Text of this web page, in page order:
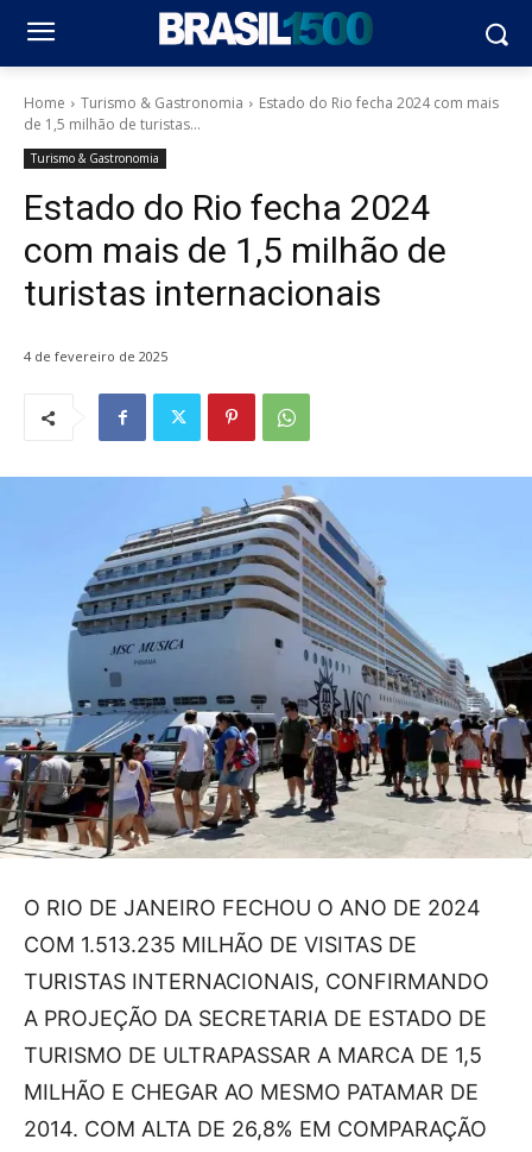
Home Turismo & Gastronomia
Estado do Rio fecha 2024 com mais
de 1,5 milhão de turistas...
Turismo & Gastronomia
Estado do Rio fecha 2024
com mais de 1,5 milhão de
turistas internacionais
4 de fevereiro de 2025
O RIO DE JANEIRO FECHOU O ANO DE 2024
COM 1.513.235 MILHÃO DE VISITAS DE
TURISTAS INTERNACIONAIS, CONFIRMANDO
A PROJEÇÃO DA SECRETARIA DE ESTADO DE
TURISMO DE ULTRAPASSAR A MARCA DE 1,5
MILHÃO E CHEGAR AO MESMO PATAMAR DE
2014. COM ALTA DE 26,8% EM COMPARAÇÃO